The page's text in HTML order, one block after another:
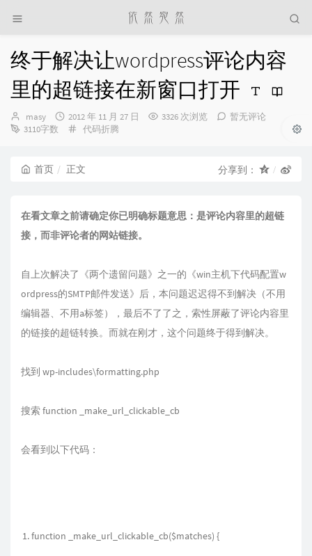
终于解决让wordpress评论内容
里的超链接在新窗口打开
博
主：
masy
发
布
2012 年 11 月 27 日 3326 次浏览
暂无评论
3110字数
分
代码折腾
首页 正文 分享到：
在看文章之前请确定你已明确标题意思：是评论内容里的超链
接，而非评论者的网站链接。
自上次解决了 《两个遗留问题》 之一的 《win主机下代码配置w
ordpress的SMTP邮件发送》 后，本问题迟迟得不到解决（不用
编辑器、不用a标签），最后不了了之，索性屏蔽了评论内容里
的链接的超链转换。而就在刚才，这个问题终于得到解决。
找到 wp-includes\formatting.php
搜索 function _make_url_clickable_cb
会看到以下代码：
function _make_url_clickable_cb($matches) {